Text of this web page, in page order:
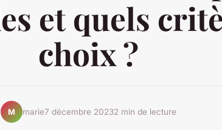
et quels
choix ?
M marie7 décembre 20232 min de lecture